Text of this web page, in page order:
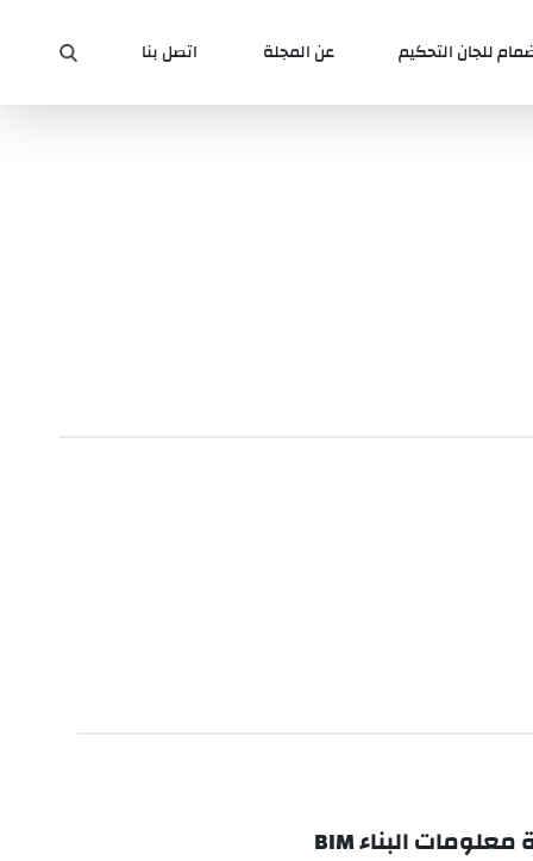
للجان التحكيم عن المجلة اتصل بنا